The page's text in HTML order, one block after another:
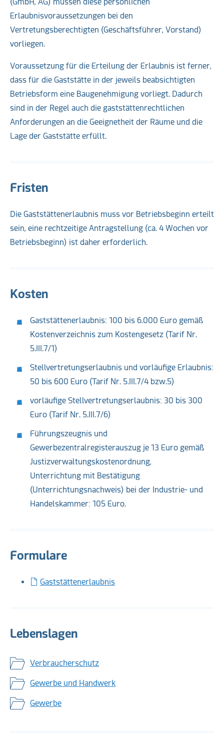
Erlaubnisvoraussetzungen bei den
Vertretungsberechtigten (Geschäftsführer, Vorstand)
vorliegen.
Voraussetzung für die Erteilung der Erlaubnis ist ferner,
dass für die Gaststätte in der jeweils beabsichtigten
Betriebsform eine Baugenehmigung vorliegt. Dadurch
sind in der Regel auch die gaststättenrechtlichen
Anforderungen an die Geeignetheit der Räume und die
Lage der Gaststätte erfüllt.
Fristen
Die Gaststättenerlaubnis muss vor Betriebsbeginn erteilt
sein, eine rechtzeitige Antragstellung (ca. 4 Wochen vor
Betriebsbeginn) ist daher erforderlich.
Kosten
Gaststättenerlaubnis: 100 bis 6.000 Euro gemäß
Kostenverzeichnis zum Kostengesetz (Tarif Nr.
5.III.7/1)
Stellvertretungserlaubnis und vorläufige Erlaubnis:
50 bis 600 Euro (Tarif Nr. 5.III.7/4 bzw.5)
vorläufige Stellvertretungserlaubnis: 30 bis 300
Euro (Tarif Nr. 5.III.7/6)
Führungszeugnis und
Gewerbezentralregisterauszug je 13 Euro gemäß
Justizverwaltungskostenordnung,
Unterrichtung mit Bestätigung
(Unterrichtungsnachweis) bei der Industrie- und
Handelskammer: 105 Euro.
Formulare
Gaststättenerlaubnis
Lebenslagen
Verbraucherschutz
Gewerbe und Handwerk
Gewerbe